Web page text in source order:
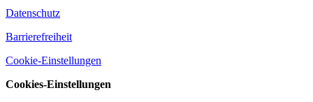
Datenschutz
Barrierefreiheit
Cookie-Einstellungen
Cookies-Einstellungen